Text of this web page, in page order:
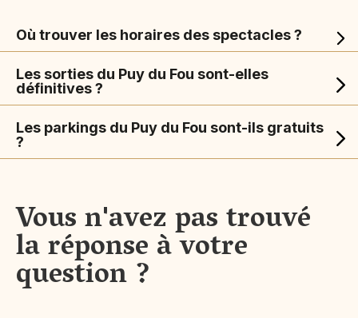
Où trouver les horaires des spectacles ?
Les sorties du Puy du Fou sont-elles
définitives ?
Les parkings du Puy du Fou sont-ils gratuits
?
Vous n'avez pas trouvé
la réponse à votre
question ?